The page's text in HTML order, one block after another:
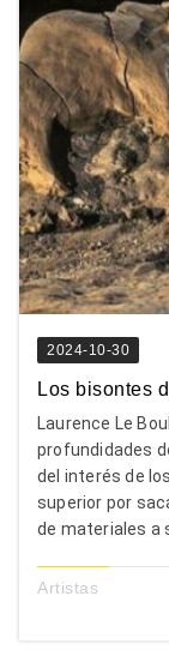
2024-10-30
Los bisontes
Laurence Le
profundidades
del interés de
superior por
de materiales a
Artistas